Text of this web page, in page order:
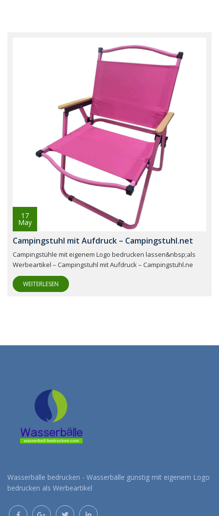
17
May
Campingstuhl mit Aufdruck – Campingstuhl.net
Campingstühle mit eigenem Logo bedrucken lassen&nbsp;als
Werbeartikel – Campingstuhl mit Aufdruck – Campingstuhl.ne
WEITERLESEN
Wasserbälle bedrucken - Wasserbälle günstig mit eigenem Logo
bedrucken als Werbeartikel